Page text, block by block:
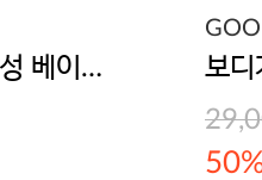
제임스딘 면40수 남성 베이직 트렁크 3매입